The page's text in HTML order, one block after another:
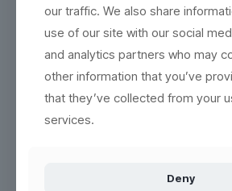
Después de muchos años de uso, estos
material usado y lo utilizamos para producir
reciclables y ecológicos. Sin residuos.
REUTILIZAR – 100% reutilizable y
Tenga en cuenta que no hay 5 AÑOS DE
vaso.Lea más aquí
our traffic. We also share
use of our site with our social
and analytics partners who may
other information that you’ve
that they’ve collected from your
services.
Deny